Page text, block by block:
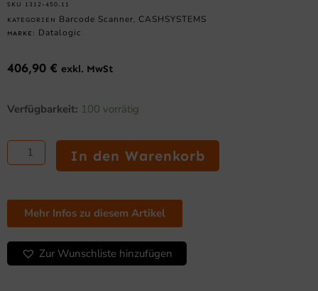
SKU 1312-450.11
KATEGORIEN Barcode Scanner , CASHSYSTEMS
MARKE: Datalogic
406,90 € exkl. MwSt
Verfügbarkeit: 100 vorrätig
Gryphon
–
Kabelloser
433
MHz,
Menge
In den Warenkorb
Mehr Infos zu diesem Artikel
Zur Wunschliste hinzufügen